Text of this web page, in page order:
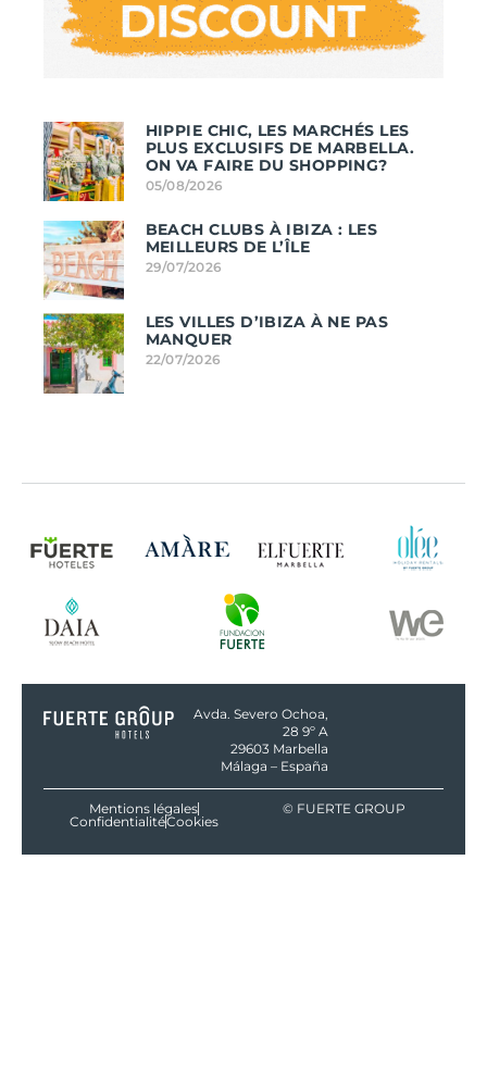
HIPPIE CHIC, LES MARCHÉS LES
PLUS EXCLUSIFS DE MARBELLA.
ON VA FAIRE DU SHOPPING?
05/08/2026
BEACH CLUBS À IBIZA : LES
MEILLEURS DE L’ÎLE
29/07/2026
LES VILLES D’IBIZA À NE PAS
MANQUER
22/07/2026
Avda. Severo Ochoa,
28 9º A
29603 Marbella
Málaga – España
Mentions légales
ConfidentialitéCookies
© FUERTE GROUP